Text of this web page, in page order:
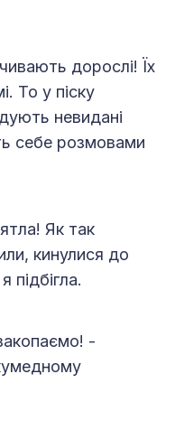
дорослі! Їх
То у піску
невидані
себе розмовами
Як так
кинулися до
підбігла.
-